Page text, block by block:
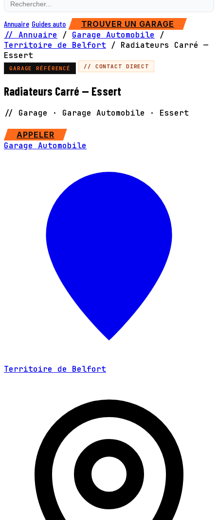
Annuaire Guides auto TROUVER UN GARAGE
// Annuaire / Garage Automobile
/
Territoire de Belfort
/ Radiateurs Carré —
Essert
GARAGE RÉFÉRENCÉ // CONTACT DIRECT
Radiateurs Carré — Essert
// Garage · Garage Automobile · Essert
APPELER
Garage Automobile
Territoire de Belfort